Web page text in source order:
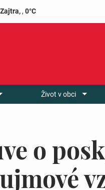
Zajtra,, 0°C
Život v obci
o